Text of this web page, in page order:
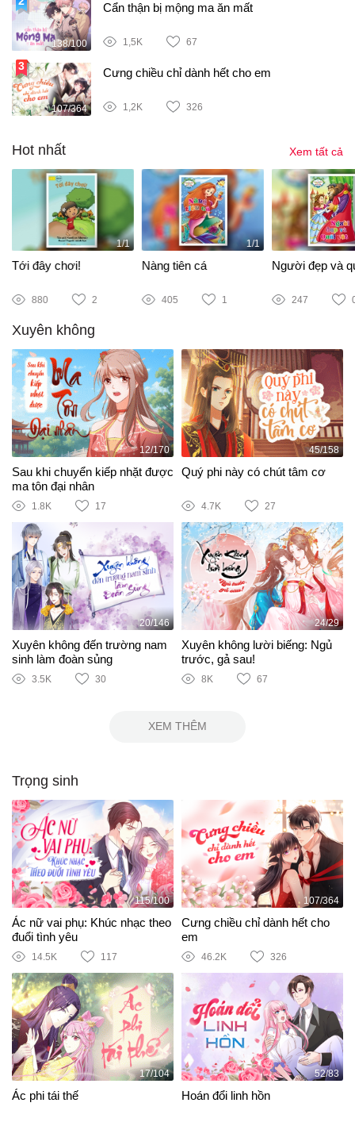
138/100
Cẩn thận bị mộng ma ăn mất
1,5K 67
107/364
Cưng chiều chỉ dành hết cho em
1,2K 326
Hot nhất Xem tất cả
1/1
Tới đây chơi!
880 2
1/1
Nàng tiên cá
405 1
Người đẹp và
247
Xuyên không
12/170
Sau khi chuyển kiếp nhặt được
ma tôn đại nhân
1.8K 17
45/158
Quý phi này có chút tâm cơ
4.7K 27
20/146
Xuyên không đến trường nam
sinh làm đoàn sủng
3.5K 30
24/29
Xuyên không lười biếng: Ngủ
trước, gả sau!
8K 67
XEM THÊM
Trọng sinh
115/100
Ác nữ vai phụ: Khúc nhạc theo
đuổi tình yêu
14.5K 117
107/364
Cưng chiều chỉ dành hết cho
em
46.2K 326
17/104
Ác phi tái thế
52/83
Hoán đổi linh hồn